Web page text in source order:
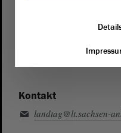
Kontakt
landtag@lt.sachsen-